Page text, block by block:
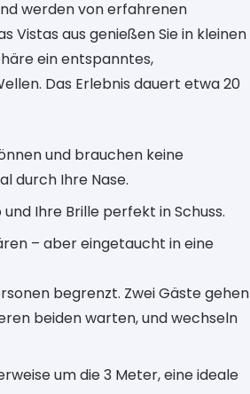
werden von erfahrenen
Vistas aus genießen Sie in kleinen
ein entspanntes,
Das Erlebnis dauert etwa 20
und brauchen keine
durch Ihre Nase.
Ihre Brille perfekt in Schuss.
– aber eingetaucht in eine
begrenzt. Zwei Gäste gehen
beiden warten, und wechseln
um die 3 Meter, eine ideale